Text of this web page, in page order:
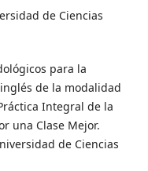
de Ciencias
para la
de la modalidad
Integral de la
una Clase Mejor.
de Ciencias